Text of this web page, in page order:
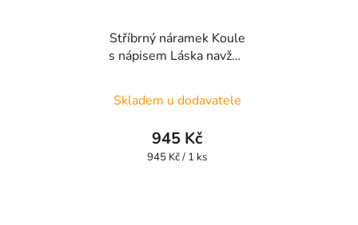
Stříbrný náramek Koule
s nápisem Láska navždy
Skladem u dodavatele
945 Kč
Měrná
945 Kč / 1 ks